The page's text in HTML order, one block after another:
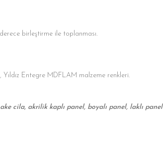
birleştirme ile toplanması.
Entegre MDFLAM malzeme renkleri.
cila, akrilik kaplı panel, boyalı panel, laklı panel